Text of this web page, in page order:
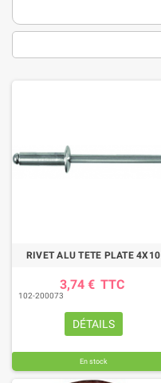
RIVET ALU TETE PLATE 4X10
3,74 € TTC
102-200073
DÉTAILS
En stock